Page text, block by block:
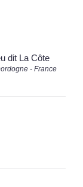
dit La Côte
- France